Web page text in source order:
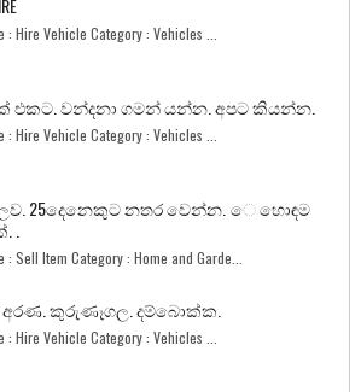
: Hire Vehicle Category : Vehicles ...
එකට. වන්දනා ගමන් යන්න. අපට කියන්න.
: Hire Vehicle Category : Vehicles ...
25දෙනෙකුට නතර වෙන්න. ෙ හොඳම
: Sell Item Category : Home and Garde...
අරණ. කුරුණෑගල. දම්බොක්ක.
: Hire Vehicle Category : Vehicles ...